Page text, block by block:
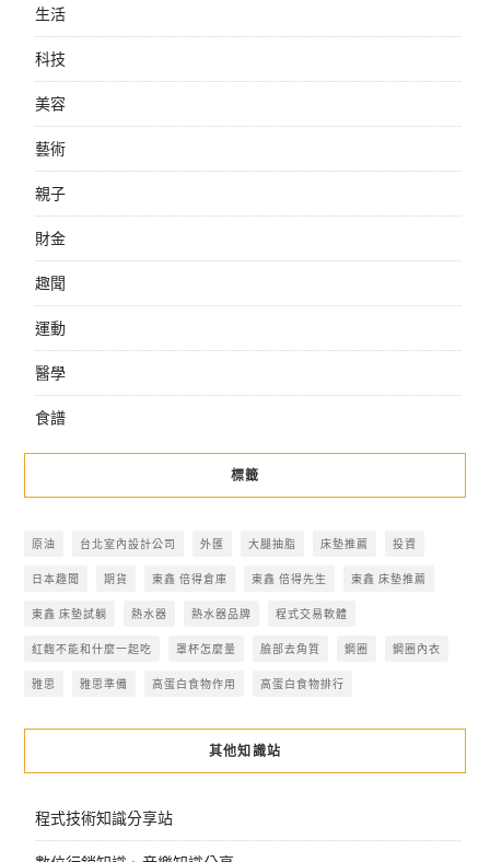
生活
科技
美容
藝術
親子
財金
趣聞
運動
醫學
食譜
標籤
原油 台北室內設計公司 外匯 大腿抽脂 床墊推薦 投資
日本趣聞 期貨 東鑫 倍得倉庫 東鑫 倍得先生 東鑫 床墊推薦
東鑫 床墊試躺 熱水器 熱水器品牌 程式交易軟體
紅麴不能和什麼一起吃 罩杯怎麼量 臉部去角質 鋼圈 鋼圈內衣
雅思 雅思準備 高蛋白食物作用 高蛋白食物排行
其他知識站
程式技術知識分享站